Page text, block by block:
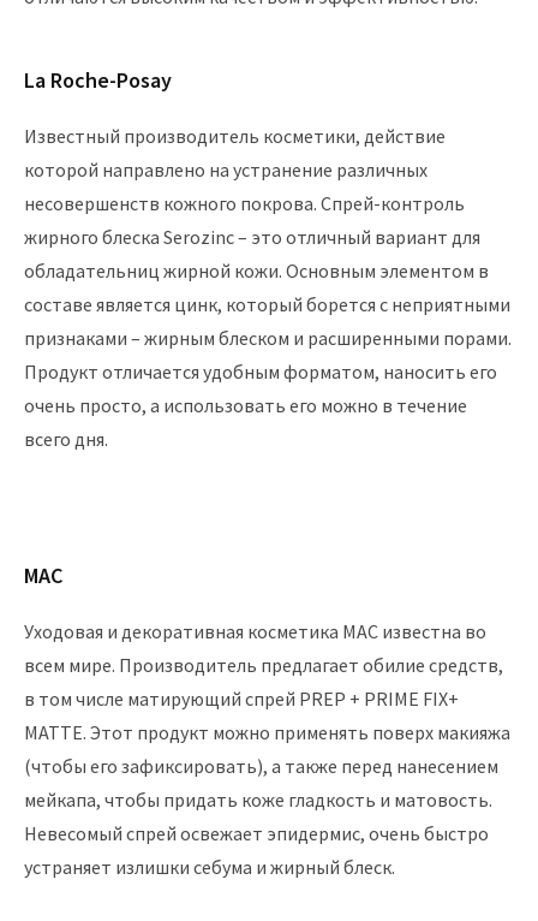
La Roche-Posay
Известный производитель косметики, действие
которой направлено на устранение различных
несовершенств кожного покрова. Спрей-контроль
жирного блеска Serozinc – это отличный вариант для
обладательниц жирной кожи. Основным элементом в
составе является цинк, который борется с неприятными
признаками – жирным блеском и расширенными порами.
Продукт отличается удобным форматом, наносить его
очень просто, а использовать его можно в течение
всего дня.
MAC
Уходовая и декоративная косметика MAC известна во
всем мире. Производитель предлагает обилие средств,
в том числе матирующий спрей PREP + PRIME FIX+
MATTE. Этот продукт можно применять поверх макияжа
(чтобы его зафиксировать), а также перед нанесением
мейкапа, чтобы придать коже гладкость и матовость.
Невесомый спрей освежает эпидермис, очень быстро
устраняет излишки себума и жирный блеск.